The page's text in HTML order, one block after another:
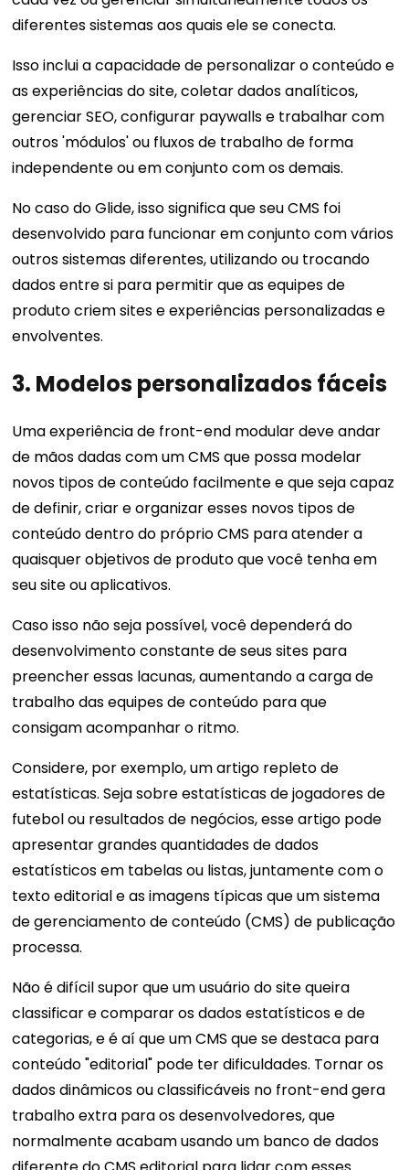
diferentes sistemas aos quais ele se conecta.
Isso inclui a capacidade de personalizar o conteúdo e
as experiências do site, coletar dados analíticos,
gerenciar SEO, configurar paywalls e trabalhar com
outros 'módulos' ou fluxos de trabalho de forma
independente ou em conjunto com os demais.
No caso do Glide, isso significa que seu CMS foi
desenvolvido para funcionar em conjunto com vários
outros sistemas diferentes, utilizando ou trocando
dados entre si para permitir que as equipes de
produto criem sites e experiências personalizadas e
envolventes.
3. Modelos personalizados fáceis
Uma experiência de front-end modular deve andar
de mãos dadas com um CMS que possa modelar
novos tipos de conteúdo facilmente e que seja capaz
de definir, criar e organizar esses novos tipos de
conteúdo dentro do próprio CMS para atender a
quaisquer objetivos de produto que você tenha em
seu site ou aplicativos.
Caso isso não seja possível, você dependerá do
desenvolvimento constante de seus sites para
preencher essas lacunas, aumentando a carga de
trabalho das equipes de conteúdo para que
consigam acompanhar o ritmo.
Considere, por exemplo, um artigo repleto de
estatísticas. Seja sobre estatísticas de jogadores de
futebol ou resultados de negócios, esse artigo pode
apresentar grandes quantidades de dados
estatísticos em tabelas ou listas, juntamente com o
texto editorial e as imagens típicas que um sistema
de gerenciamento de conteúdo (CMS) de publicação
processa.
Não é difícil supor que um usuário do site queira
classificar e comparar os dados estatísticos e de
categorias, e é aí que um CMS que se destaca para
conteúdo "editorial" pode ter dificuldades. Tornar os
dados dinâmicos ou classificáveis ​​no front-end gera
trabalho extra para os desenvolvedores, que
normalmente acabam usando um banco de dados